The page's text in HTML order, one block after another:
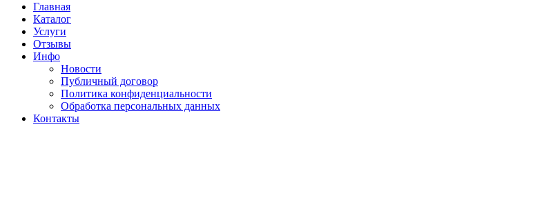
Главная
Каталог
Услуги
Отзывы
Инфо
Новости
Публичный договор
Политика конфиденциальности
Обработка персональных данных
Контакты